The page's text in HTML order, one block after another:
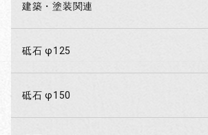
建築・塗装関連
砥石 φ125
砥石 φ150